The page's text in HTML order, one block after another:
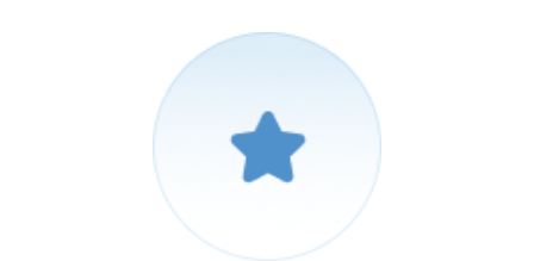
Postal
Ingresar